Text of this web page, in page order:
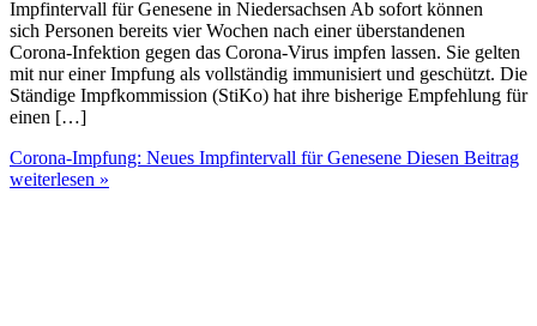
Impfintervall für Genesene in Niedersachsen Ab sofort können
sich Personen bereits vier Wochen nach einer überstandenen
Corona-Infektion gegen das Corona-Virus impfen lassen. Sie gelten
mit nur einer Impfung als vollständig immunisiert und geschützt. Die
Ständige Impfkommission (StiKo) hat ihre bisherige Empfehlung für
einen […]
Corona-Impfung: Neues Impfintervall für Genesene Diesen Beitrag
weiterlesen »